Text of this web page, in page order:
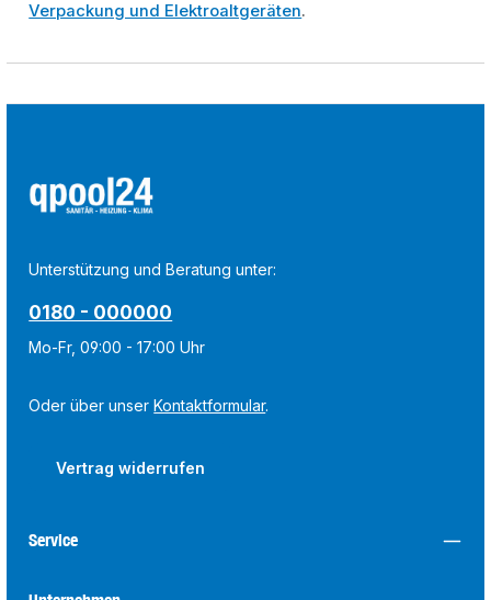
Verpackung und Elektroaltgeräten.
Unterstützung und Beratung unter:
0180 - 000000
Mo-Fr, 09:00 - 17:00 Uhr
Oder über unserKontaktformular.
Vertrag widerrufen
Service